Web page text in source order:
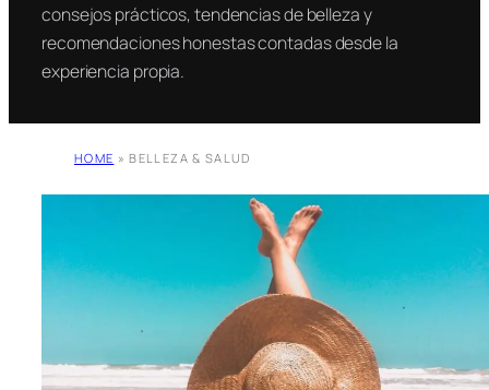
consejos prácticos, tendencias de belleza y
recomendaciones honestas contadas desde la
experiencia propia.
HOME » BELLEZA & SALUD